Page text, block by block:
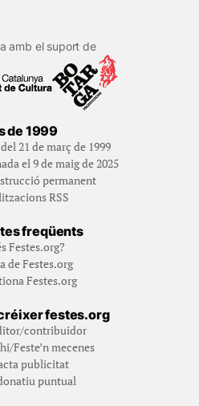
amb el suport de
de 1999
21 de març de 1999
el 9 de maig de 2025
permanent
RSS
freqüents
Festes.org?
de Festes.org
Festes.org
festes.org
contribuidor
Feste’n mecenes
publicitat
puntual